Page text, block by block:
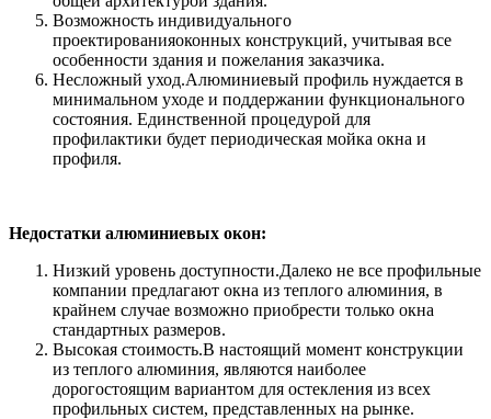
Возможность индивидуального
проектированияоконных конструкций, учитывая все
особенности здания и пожелания заказчика.
Несложный уход.Алюминиевый профиль нуждается в
минимальном уходе и поддержании функционального
состояния. Единственной процедурой для
профилактики будет периодическая мойка окна и
профиля.
Недостатки алюминиевых окон:
Низкий уровень доступности.Далеко не все профильные
компании предлагают окна из теплого алюминия, в
крайнем случае возможно приобрести только окна
стандартных размеров.
Высокая стоимость.В настоящий момент конструкции
из теплого алюминия, являются наиболее
дорогостоящим вариантом для остекления из всех
профильных систем, представленных на рынке.